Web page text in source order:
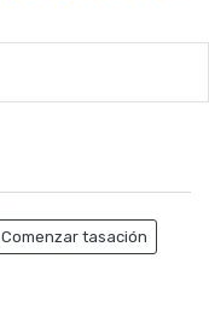
Comenzar tasación